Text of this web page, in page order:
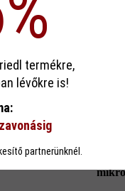
és falazókő speciális
kínálja Önnek...
Minden cookie
termékre,
lévőkre is!
partnerünknél.